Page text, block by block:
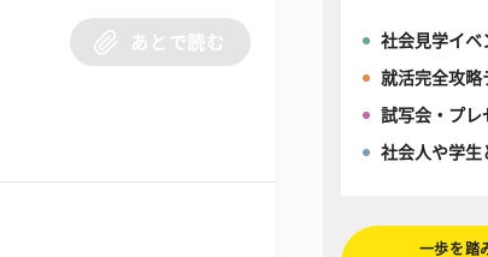
あとで読む 社会見学イベ
就活完全攻略
試写会・プレ
社会人や学生
一歩を踏